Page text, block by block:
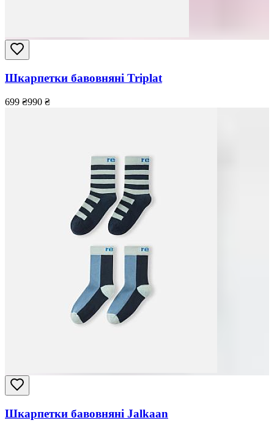
Шкарпетки бавовняні Triplat
699 ₴990 ₴
Шкарпетки бавовняні Jalkaan